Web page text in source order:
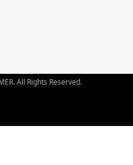
All Rights Reserved.